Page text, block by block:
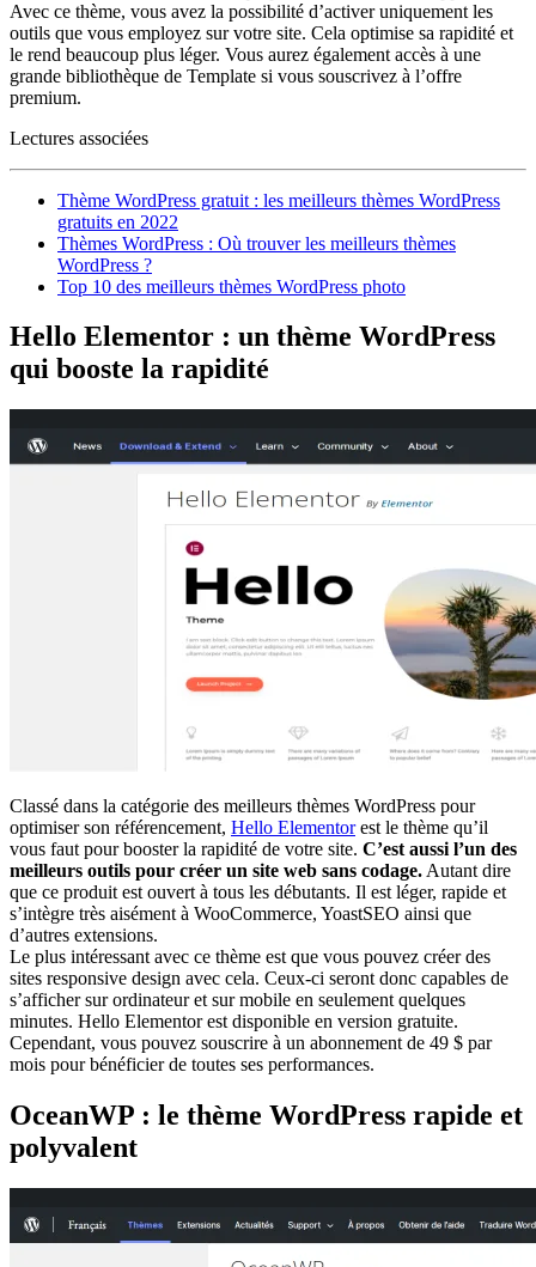
Avec ce thème, vous avez la possibilité d’activer uniquement les
outils que vous employez sur votre site. Cela optimise sa rapidité et
le rend beaucoup plus léger. Vous aurez également accès à une
grande bibliothèque de Template si vous souscrivez à l’offre
premium.
Lectures associées
Thème WordPress gratuit : les meilleurs thèmes WordPress
gratuits en 2022
Thèmes WordPress : Où trouver les meilleurs thèmes
WordPress ?
Top 10 des meilleurs thèmes WordPress photo
Hello Elementor : un thème WordPress
qui booste la rapidité
Classé dans la catégorie des meilleurs thèmes WordPress pour
optimiser son référencement, Hello Elementorest le thème qu’il
vous faut pour booster la rapidité de votre site. C’est aussi l’un des
meilleurs outils pour créer un site web sans codage. Autant dire
que ce produit est ouvert à tous les débutants. Il est léger, rapide et
s’intègre très aisément à WooCommerce, YoastSEO ainsi que
d’autres extensions.
Le plus intéressant avec ce thème est que vous pouvez créer des
sites responsive design avec cela. Ceux-ci seront donc capables de
s’afficher sur ordinateur et sur mobile en seulement quelques
minutes. Hello Elementor est disponible en version gratuite.
Cependant, vous pouvez souscrire à un abonnement de 49 $ par
mois pour bénéficier de toutes ses performances.
OceanWP : le thème WordPress rapide et
polyvalent